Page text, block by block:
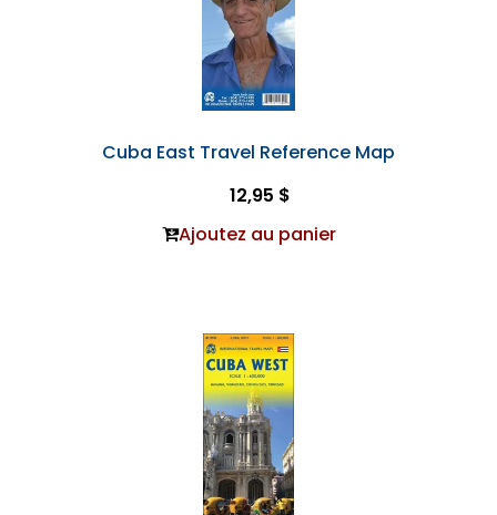
Cuba East Travel Reference Map
12,95 $
Ajoutez au panier